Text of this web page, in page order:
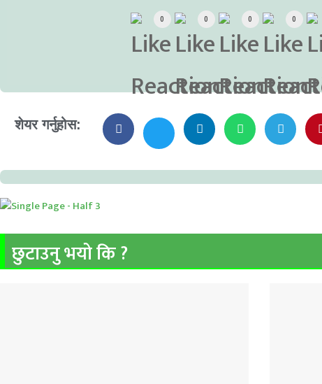
0 0 0 0
शेयर गर्नुहोस:
छुटाउनु भयो कि ?